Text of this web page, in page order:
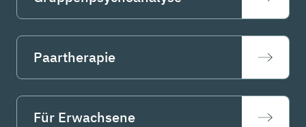
Paartherapie
Für Erwachsene